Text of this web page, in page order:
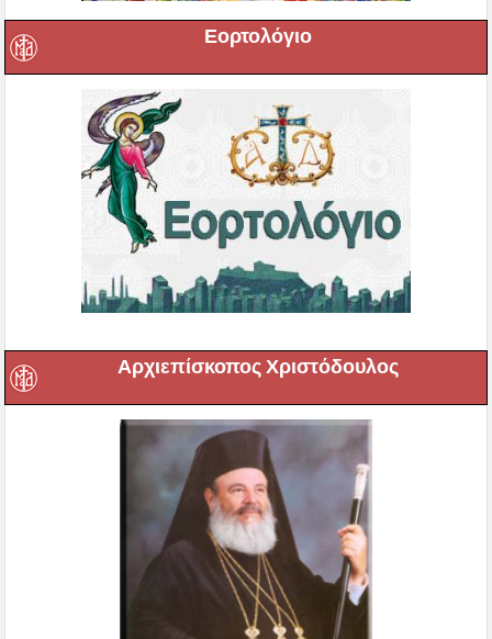
Εορτολόγιο
Αρχιεπίσκοπος Χριστόδουλος